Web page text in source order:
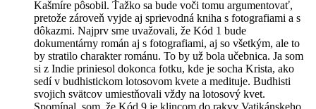
Kašmíre pôsobil. Ťažko sa bude voči tomu argumentovať,
pretože zároveň vyjde aj sprievodná kniha s fotografiami a s
dôkazmi. Najprv sme uvažovali, že Kód 1 bude
dokumentárny román aj s fotografiami, aj so všetkým, ale to
by stratilo charakter románu. To by už bola učebnica. Ja som
si z Indie priniesol dokonca fotku, kde je socha Krista, ako
sedí v budhistickom lotosovom kvete a medituje. Budhisti
svojich svätcov umiestňovali vždy na lotosový kvet.